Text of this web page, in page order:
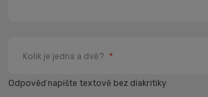
Kolik je jedna a dvě? *
Odpověď napište textově bez diakritiky